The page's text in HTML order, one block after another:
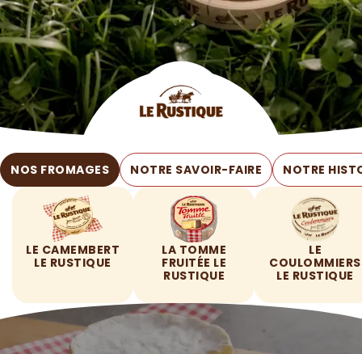
NOS FROMAGES NOTRE SAVOIR-FAIRE NOTRE
LE CAMEMBERT
LE RUSTIQUE
LA TOMME
FRUITÉE LE
RUSTIQUE
LE
COULOMMIERS
LE RUSTIQUE